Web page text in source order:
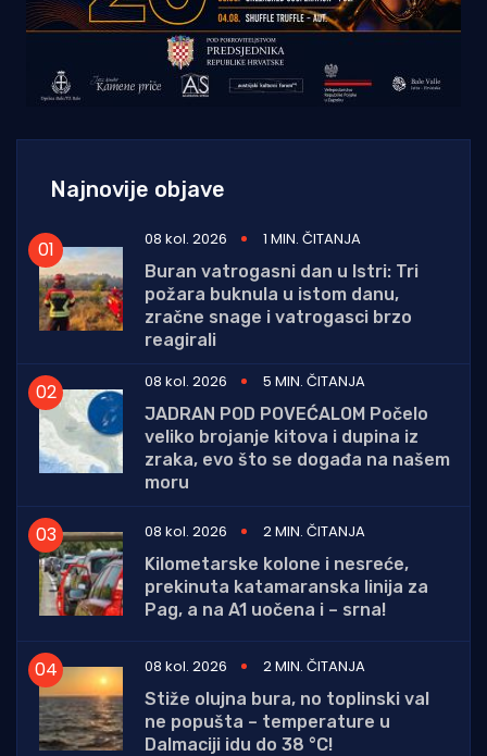
Najnovije objave
08 kol. 2026
1 MIN. ČITANJA
Buran vatrogasni dan u Istri: Tri
požara buknula u istom danu,
zračne snage i vatrogasci brzo
reagirali
08 kol. 2026
5 MIN. ČITANJA
JADRAN POD POVEĆALOM Počelo
veliko brojanje kitova i dupina iz
zraka, evo što se događa na našem
moru
08 kol. 2026
2 MIN. ČITANJA
Kilometarske kolone i nesreće,
prekinuta katamaranska linija za
Pag, a na A1 uočena i – srna!
08 kol. 2026
2 MIN. ČITANJA
Stiže olujna bura, no toplinski val
ne popušta – temperature u
Dalmaciji idu do 38 °C!